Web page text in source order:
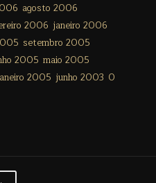
agosto 2006
2006 janeiro 2006
setembro 2005
2005 maio 2005
2005 junho 2003 0